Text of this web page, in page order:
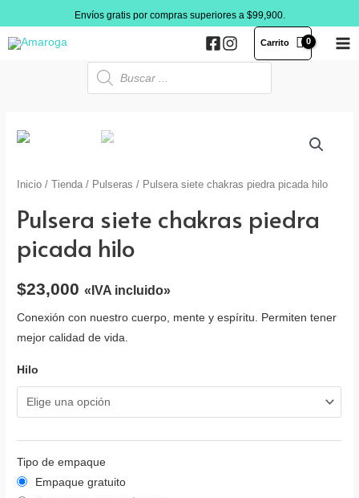
al
contenido
Envíos gratis por compras superiores a $99,900.
Carrito
Búsqueda
productos
Inicio /Tienda / Pulseras / Pulsera siete chakras piedra picada hilo
Pulsera siete chakras piedra
picada hilo
$23,000 «IVA incluido»
Conexión con nuestro cuerpo, mente y espíritu. Permiten tener
mejor calidad de vida.
Hilo
Tipo de empaque
Empaque gratuito